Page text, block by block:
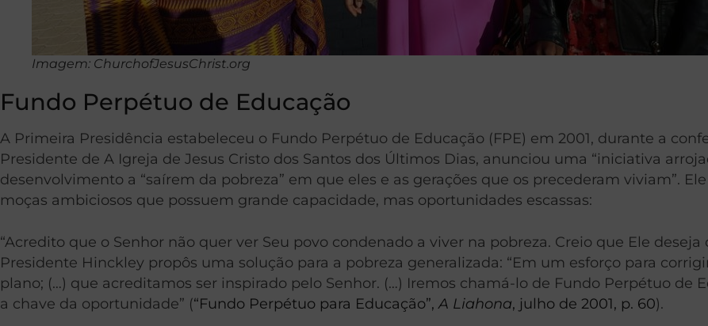
Imagem: ChurchofJesusChrist.org
Fundo Perpétuo de Educação
A Primeira Presidência estabeleceu o Fundo Perpétuo de Educação (FPE) em 2001, durante a
Presidente de A Igreja de Jesus Cristo dos Santos dos Últimos Dias, anunciou uma “iniciativa
desenvolvimento a “saírem da pobreza” em que eles e as gerações que os precederam viviam”.
moças ambiciosos que possuem grande capacidade, mas oportunidades escassas:
“Acredito que o Senhor não quer ver Seu povo condenado a viver na pobreza. Creio que Ele deseja
Presidente Hinckley propôs uma solução para a pobreza generalizada: “Em um esforço para
plano; (…) que acreditamos ser inspirado pelo Senhor. (…) Iremos chamá-lo de Fundo Perpétuo de
a chave da oportunidade” (“Fundo Perpétuo para Educação”, A Liahona, julho de 2001, p. 60).